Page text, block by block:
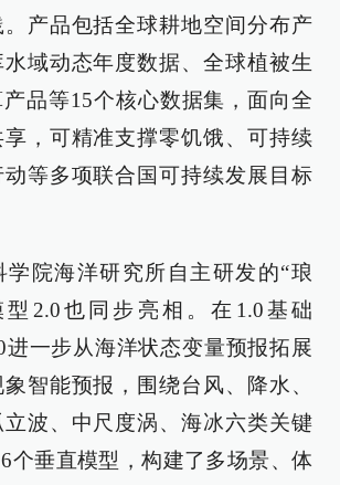
产品包括全球耕地空间分布产
域动态年度数据、全球植被生
品等15个核心数据集，面向全
，可精准支撑零饥饿、可持续
等多项联合国可持续发展目标
学院海洋研究所自主研发的“琅
2.0也同步亮相。在1.0基础
进一步从海洋状态变量预报拓展
智能预报，围绕台风、降水、
波、中尺度涡、海冰六类关键
个垂直模型，构建了多场景、体